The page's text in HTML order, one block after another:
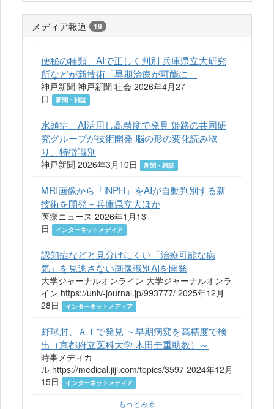
メディア報道 19
便秘の種類、AIで正しく判別 兵庫県立大研究
所などが新技術「早期治療が可能に」
神戸新聞 神戸新聞 社会 2026年4月27
日
新聞・雑誌
水頭症、AI活用し高精度で発見 姫路の共同研
究グループが技術開発 脳の形の変化読み取
り、特徴識別
神戸新聞 2026年3月10日 新聞・雑誌
MRI画像から「iNPH」をAIが自動判別する新
技術を開発－兵庫県立大ほか
医療ニュース 2026年1月13
日
インターネットメディア
認知症などと見分けにくい「治療可能な病
気」を見逃さない画像識別AIを開発
大学ジャーナルオンライン 大学ジャーナルオンラ
イン https://univ-journal.jp/993777/ 2025年12月
28日
インターネットメディア
野球肘、ＡＩで発見 ～早期病変を高精度で検
出（京都府立医科大学 木田圭重助教）～
時事メディカ
ル https://medical.jiji.com/topics/3597 2024年12月
15日
インターネットメディア
もっとみる